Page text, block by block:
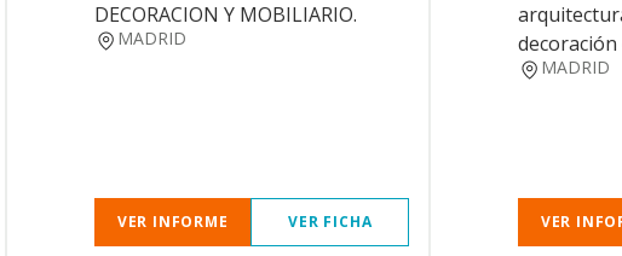
DECORACION Y MOBILIARIO.
MADRID
VER INFORME VER FICHA
decoración
MADRID
VER